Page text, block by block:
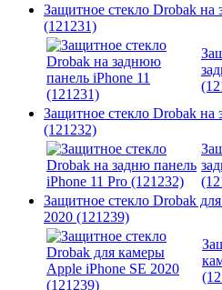
Защитное стекло Drobak на
(121231)
Защитное стекло Drobak на
(121232)
Защитное стекло Drobak
2020 (121239)